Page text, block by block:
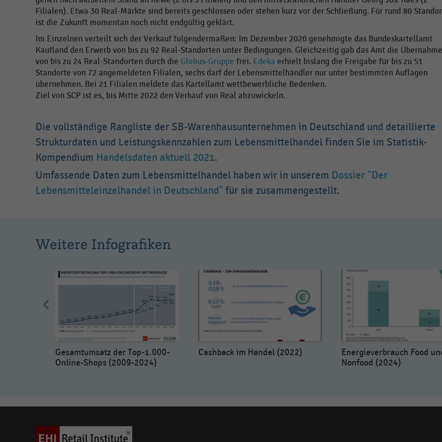
Filialen). Etwa 30 Real-Märkte sind bereits geschlossen oder stehen kurz vor der Schließung. Für rund 80
ist die Zukunft momentan noch nicht endgültig geklärt.
Im Einzelnen verteilt sich der Verkauf folgendermaßen: Im Dezember 2020 genehmigte das Bundeskartellamt
Kaufland den Erwerb von bis zu 92 Real-Standorten unter Bedingungen. Gleichzeitig gab das Amt die Übernahme
von bis zu 24 Real-Standorten durch die Globus-Gruppe frei. Edeka erhielt bislang die Freigabe für bis zu 51
Standorte von 72 angemeldeten Filialen, sechs darf der Lebensmittelhändler nur unter bestimmten Auflagen
übernehmen. Bei 21 Filialen meldete das Kartellamt wettbewerbliche Bedenken.
Ziel von SCP ist es, bis Mitte 2022 den Verkauf von Real abzuwickeln.
Die vollständige Rangliste der SB-Warenhausunternehmen in Deutschland und detaillierte
Strukturdaten und Leistungskennzahlen zum Lebensmittelhandel finden Sie im Statistik-
Kompendium Handelsdaten aktuell 2021.
Umfassende Daten zum Lebensmittelhandel haben wir in unserem Dossier "Der
Lebensmitteleinzelhandel in Deutschland" für sie zusammengestellt.
Weitere Infografiken
Gesamtumsatz der Top-1.000-
Online-Shops (2009-2024)
Cashback im Handel (2022)
Energieverbrauch Food
Nonfood (2024)